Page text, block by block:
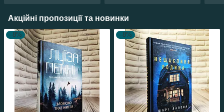
Акційні пропозиції та новинки
–8% –8%